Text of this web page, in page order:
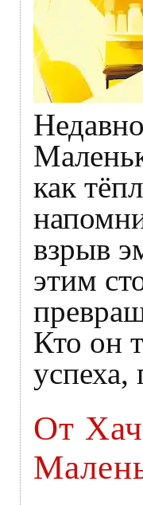
как
взрыв
этим
Кто он
От